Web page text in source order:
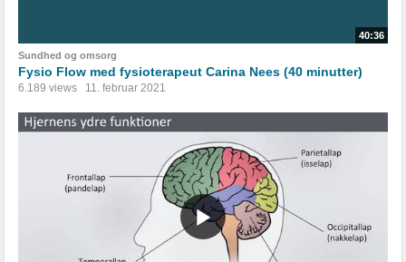
40:36
Sundhed og omsorg
Fysio Flow med fysioterapeut Carina Nees (40 minutter)
6.189 views 11. februar 2021